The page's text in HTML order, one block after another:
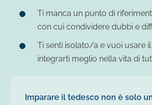
Ti manca un punto di
con cui condividere dubbi e
Ti senti isolato/a e vuoi usare
integrarti meglio nella vita di
Imparare il tedesco non è solo